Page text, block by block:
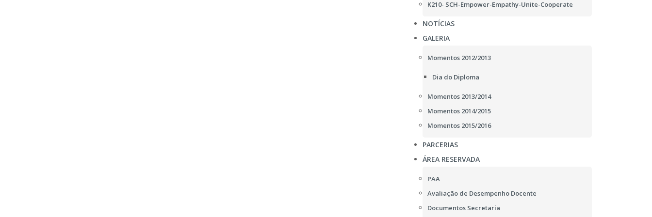
K210- SCH-Empower-Empathy-Unite-Cooperate
NOTÍCIAS
GALERIA
Momentos 2012/2013
Dia do Diploma
Momentos 2013/2014
Momentos 2014/2015
Momentos 2015/2016
PARCERIAS
ÁREA RESERVADA
PAA
Avaliação de Desempenho Docente
Documentos Secretaria